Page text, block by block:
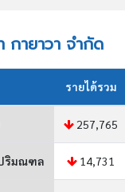
ายาวา จำกัด
รายได้รวม
257,765
ริมณฑล 14,731